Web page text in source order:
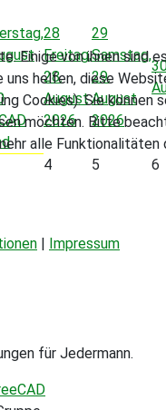
28
Freitag,
28.
August
2026
29
Samstag,
29.
August
2026
4 5 6
für Jedermann.
Einige von ihnen sind
helfen, diese
Cookies). Sie können
möchten. Bitte
alle Funktionalitäten
| Impressum